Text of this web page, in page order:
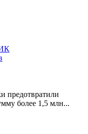
предотвратили
более 1,5 млн...